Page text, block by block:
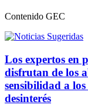
Contenido GEC
Los expertos en
disfrutan de los
sensibilidad a
desinterés